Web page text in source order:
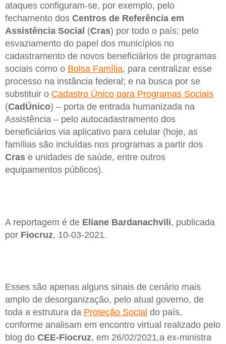
ataques configuram-se, por exemplo, pelo
fechamento dos Centros de Referência em
Assistência Social (Cras) por todo o país; pelo
esvaziamento do papel dos municípios no
cadastramento de novos beneficiários de programas
sociais como o Bolsa Família, para centralizar esse
processo na instância federal; e na busca por se
substituir o Cadastro Único para Programas Sociais
(CadÚnico) – porta de entrada humanizada na
Assistência – pelo autocadastramento dos
beneficiários via aplicativo para celular (hoje, as
famílias são incluídas nos programas a partir dos
Cras e unidades de saúde, entre outros
equipamentos públicos).
A reportagem é de Eliane Bardanachvili, publicada
por Fiocruz, 10-03-2021.
Esses são apenas alguns sinais de cenário mais
amplo de desorganização, pelo atual governo, de
toda a estrutura da Proteção Social do país,
conforme analisam em encontro virtual realizado pelo
blog do CEE-Fiocruz, em 26/02/2021,a ex-ministra